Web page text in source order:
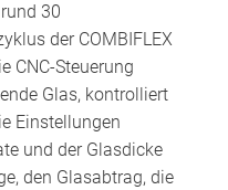
30
der COMBIFLEX
CNC-Steuerung
Glas, kontrolliert
Einstellungen
und der Glasdicke
den Glasabtrag, die